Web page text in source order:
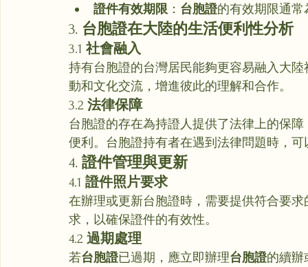
證件有效期限 ： 台胞證的有效期限通
3. 台胞證在大陸的生活便利性分析
3.1 社會融入
持有台胞證的台灣居民能夠更容易融入大
動和文化交流，增進彼此的理解和合作。
3.2 法律保障
台胞證的存在為持證人提供了法律上的保
便利。台胞證持有者在遇到法律問題時，
4. 證件管理與更新
4.1 證件照片要求
在辦理或更新台胞證時，需要提供符合要求
求，以確保證件的有效性。
4.2 過期處理
若台胞證已過期，應立即辦理台胞證的續辦